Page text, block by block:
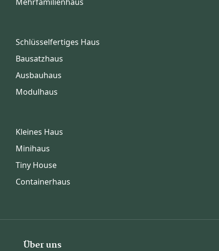
Schlüsselfertiges Haus
Bausatzhaus
Ausbauhaus
Modulhaus
Kleines Haus
Minihaus
Tiny House
Containerhaus
Über uns